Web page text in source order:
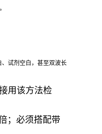
试剂空白，甚至双波长
用该方法检
；必须搭配带